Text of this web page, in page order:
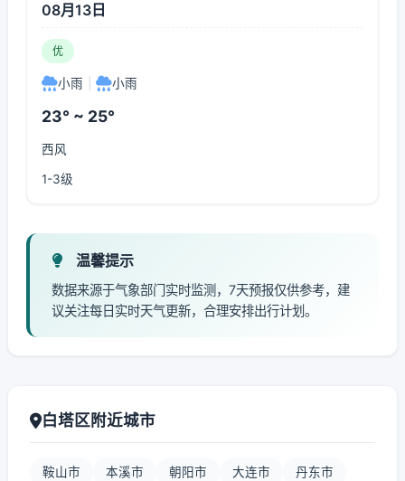
08月13日
优
小雨 小雨
23° ~ 25°
西风
1-3级
温馨提示
数据来源于气象部门实时监测，7天预报仅供参考，建
议关注每日实时天气更新，合理安排出行计划。
白塔区附近城市
鞍山市 本溪市 朝阳市 大连市 丹东市